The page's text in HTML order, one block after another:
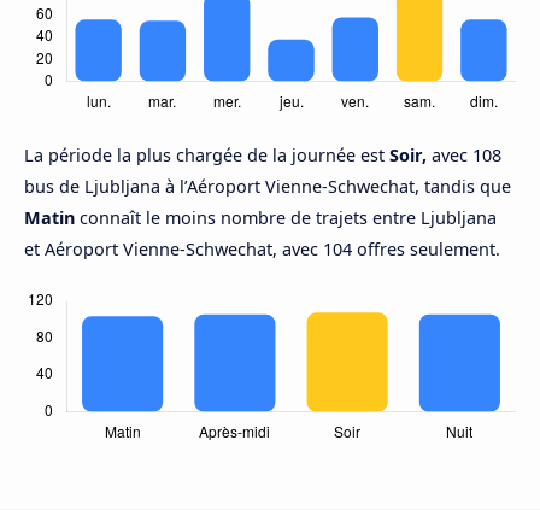
La période la plus chargée de la journée est Soir, avec 108
bus de Ljubljana à l’Aéroport Vienne-Schwechat, tandis que
Matin connaît le moins nombre de trajets entre Ljubljana
et Aéroport Vienne-Schwechat, avec 104 offres seulement.